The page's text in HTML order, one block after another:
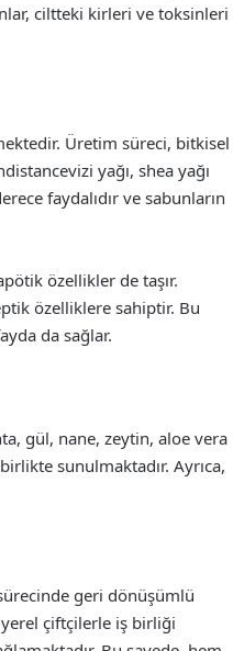
ciltteki kirleri ve toksinleri
Üretim süreci, bitkisel
yağı, shea yağı
faydalıdır ve sabunların
özellikler de taşır.
özelliklere sahiptir. Bu
da sağlar.
gül, nane, zeytin, aloe vera
sunulmaktadır. Ayrıca,
geri dönüşümlü
yerel çiftçilerle iş birliği